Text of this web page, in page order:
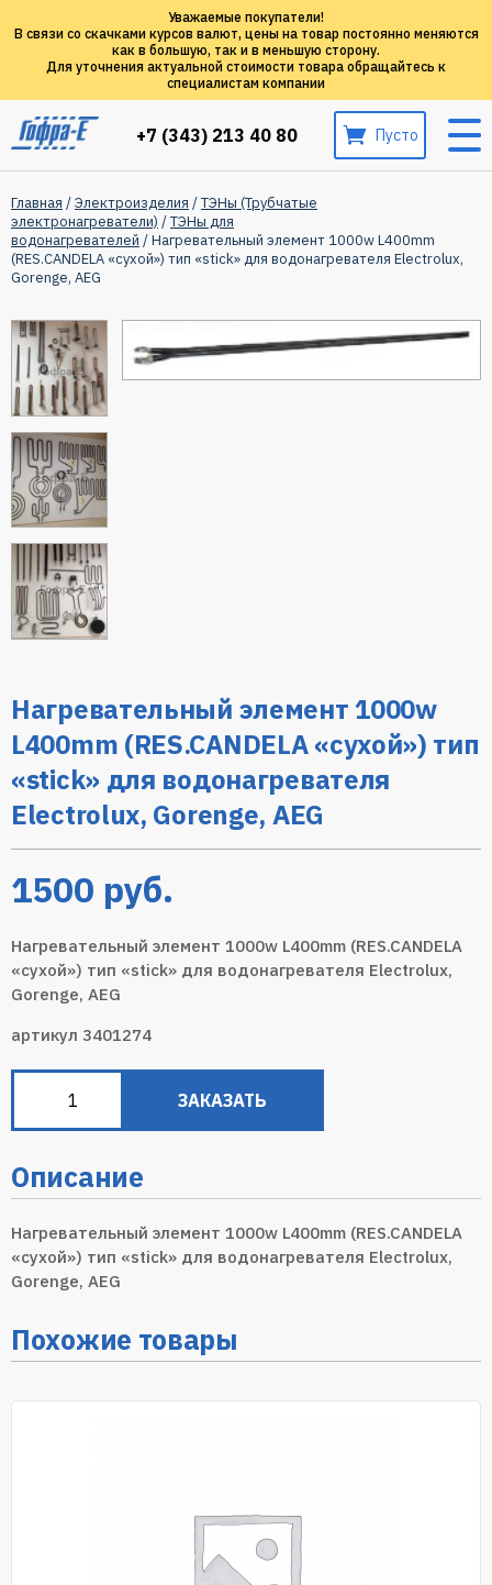
Уважаемые покупатели!
В связи со скачками курсов валют, цены на товар постоянно меняются
как в большую, так и в меньшую сторону.
Для уточнения актуальной стоимости товара обращайтесь к
специалистам компании
+7 (343) 213 40 80 Пусто
Главная /Электроизделия /ТЭНы (Трубчатые
электронагреватели) /ТЭНы для
водонагревателей / Нагревательный элемент 1000w L400mm
(RES.CANDELA «сухой») тип «stick» для водонагревателя Electrolux,
Gorenge, AEG
Нагревательный элемент 1000w
L400mm (RES.CANDELA «сухой») тип
«stick» для водонагревателя
Electrolux, Gorenge, AEG
1500 руб.
Нагревательный элемент 1000w L400mm (RES.CANDELA
«сухой») тип «stick» для водонагревателя Electrolux,
Gorenge, AEG
артикул 3401274
ЗАКАЗАТЬ
Описание
Нагревательный элемент 1000w L400mm (RES.CANDELA
«сухой») тип «stick» для водонагревателя Electrolux,
Gorenge, AEG
Похожие товары